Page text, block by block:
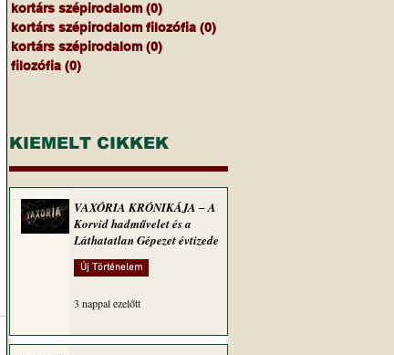
kortárs szépirodalom (0)
kortárs szépirodalom filozófia (0)
kortárs szépirodalom (0)
filozófia (0)
KIEMELT CIKKEK
VAXÓRIA KRÓNIKÁJA ‒ A
Korvid hadművelet és a
Láthatatlan Gépezet évtizede
Új Történelem
3 nappal ezelőtt